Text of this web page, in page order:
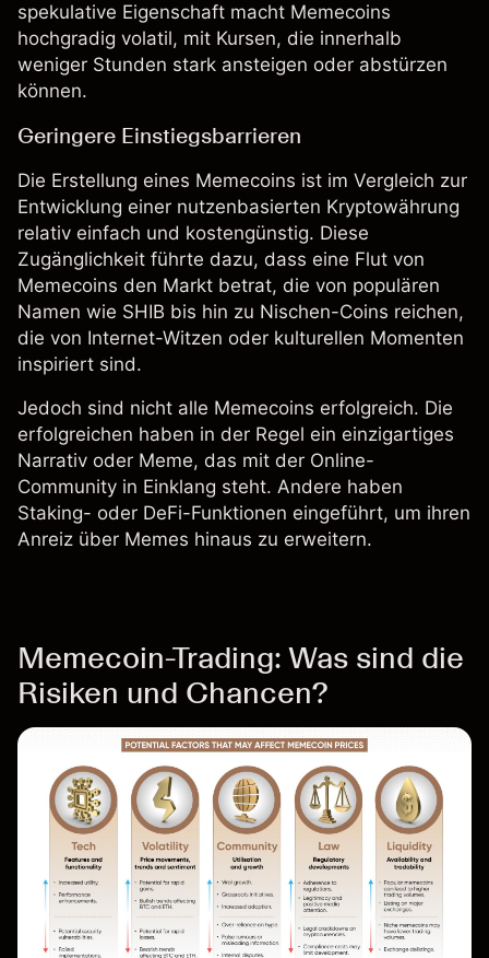
spekulative Eigenschaft macht Memecoins
hochgradig volatil, mit Kursen, die innerhalb
weniger Stunden stark ansteigen oder abstürzen
können.
Geringere Einstiegsbarrieren
Die Erstellung eines Memecoins ist im Vergleich zur
Entwicklung einer nutzenbasierten Kryptowährung
relativ einfach und kostengünstig. Diese
Zugänglichkeit führte dazu, dass eine Flut von
Memecoins den Markt betrat, die von populären
Namen wie SHIB bis hin zu Nischen-Coins reichen,
die von Internet-Witzen oder kulturellen Momenten
inspiriert sind.
Jedoch sind nicht alle Memecoins erfolgreich. Die
erfolgreichen haben in der Regel ein einzigartiges
Narrativ oder Meme, das mit der Online-
Community in Einklang steht. Andere haben
Staking- oder DeFi-Funktionen eingeführt, um ihren
Anreiz über Memes hinaus zu erweitern.
Memecoin-Trading: Was sind die
Risiken und Chancen?